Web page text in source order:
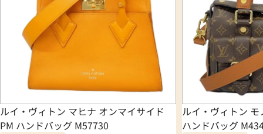
ルイ・ヴィトン マヒナ オンマイサイド
PM ハンドバッグ M57730
ルイ・ヴィトン
ハンドバッグ